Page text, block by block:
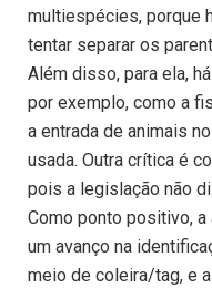
multiespécies, porque
tentar separar os
Além disso, para ela,
por exemplo, como a
a entrada de animais
usada. Outra crítica é
pois a legislação não
Como ponto positivo,
um avanço na
meio de coleira/tag, e